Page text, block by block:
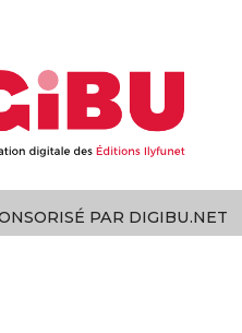
PAR DIGIBU.NET